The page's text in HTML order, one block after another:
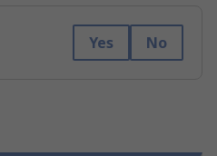
Yes No